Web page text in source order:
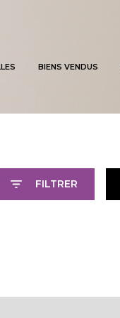
BIENS VENDUS
FILTRER